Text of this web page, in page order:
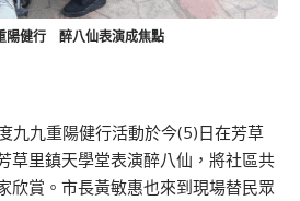
陽健行 醉八仙表演成焦點
九九重陽健行活動於今(5)日在芳草
草里鎮天學堂表演醉八仙，將社區共
欣賞。市長黃敏惠也來到現場替民眾